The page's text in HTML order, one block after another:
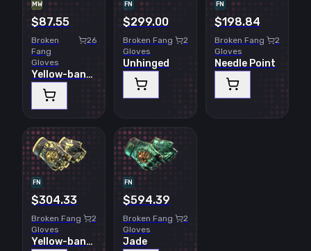
MW
$87.55
Broken
Fang
Gloves
26
Yellow-banded
FN
$299.00
Broken Fang
Gloves
2
Unhinged
FN
$198.84
Broken Fang
Gloves
2
Needle Point
FN
$304.33
Broken Fang
Gloves
2
Yellow-banded
FN
$594.39
Broken Fang
Gloves
2
Jade